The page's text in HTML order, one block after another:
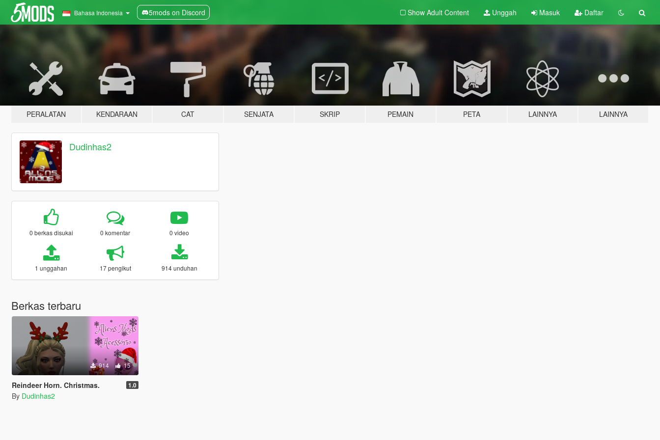
Bahasa Indonesia 5mods on Discord Show Adult Content Unggah Masuk Daftar
PERALATAN KENDARAAN CAT SENJATA SKRIP PEMAIN PETA LAINNYA LAINNYA
Dudinhas2
0 berkas disukai 0 komentar 0 video
1 unggahan 17 pengikut 914 unduhan
Berkas terbaru
914 15
Reindeer Horn. Christmas. 1.0
By Dudinhas2